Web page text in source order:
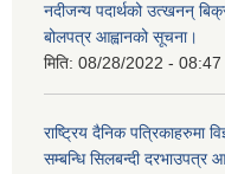
नदीजन्य पदार्थको उत्खनन्
बोलपत्र आह्वानको सूचना।
मिति: 08/28/2022 - 08:47
राष्ट्रिय दैनिक पत्रिकाहरुमा
सम्बन्धि सिलबन्दी दरभाउपत्र